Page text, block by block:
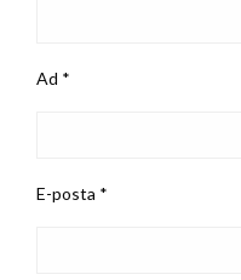
Ad *
E-posta *